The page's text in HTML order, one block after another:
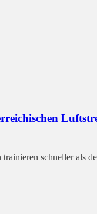
trainieren schneller